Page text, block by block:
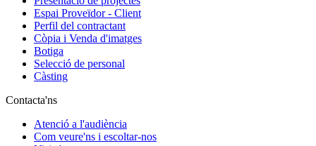
Espai Proveïdor - Client
Perfil del contractant
Còpia i Venda d'imatges
Botiga
Selecció de personal
Càsting
Contacta'ns
Atenció a l'audiència
Com veure'ns i escoltar-nos